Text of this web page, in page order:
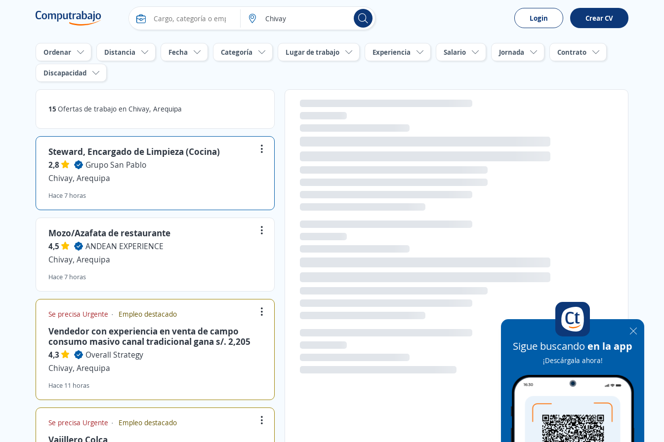
Login Crear CV
Ordenar Distancia Fecha Categoría Lugar de trabajo Experiencia Salario Jornada Contrato
Discapacidad
15 Ofertas de trabajo en Chivay, Arequipa
Steward, Encargado de Limpieza (Cocina)
2,8
Grupo San Pablo
Chivay, Arequipa
Hace 7 horas
Mozo/Azafata de restaurante
4,5
ANDEAN EXPERIENCE
Chivay, Arequipa
Hace 7 horas
Se precisa Urgente Empleo destacado
Vendedor con experiencia en venta de campo
consumo masivo canal tradicional gana s/. 2,205
4,3
Overall Strategy
Chivay, Arequipa
Hace 11 horas
Se precisa Urgente Empleo destacado
Vajillero Colca
Sigue buscando en la app
¡Descárgala ahora!